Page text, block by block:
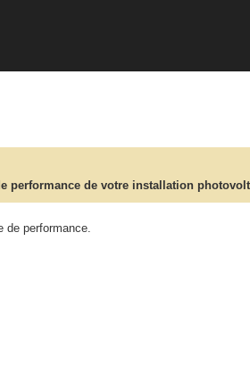
performance de votre installation
de performance.